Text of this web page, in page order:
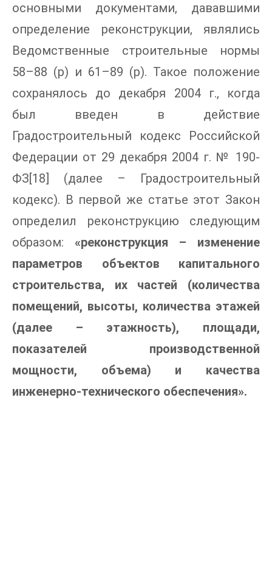
основными документами, дававшими
определение реконструкции, являлись
Ведомственные строительные нормы
58–88 (р) и 61–89 (р). Такое положение
сохранялось до декабря 2004 г., когда
был введен в действие
Градостроительный кодекс Российской
Федерации от 29 декабря 2004 г. № 190-
ФЗ[18] (далее – Градостроительный
кодекс). В первой же статье этот Закон
определил реконструкцию следующим
образом: «реконструкция – изменение
параметров объектов капитального
строительства, их частей (количества
помещений, высоты, количества этажей
(далее – этажность), площади,
показателей производственной
мощности, объема) и качества
инженерно-технического обеспечения».